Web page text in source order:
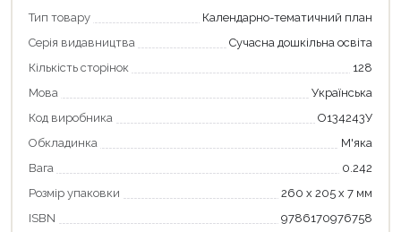
Тип товару
Календарно-тематичний план
Серія видавництва
Сучасна дошкільна освіта
Кількість сторінок
128
Мова
Українська
Код виробника
О134243У
Обкладинка
М'яка
Вага
0.242
Розмір упаковки
260 х 205 х 7 мм
ISBN
9786170976758